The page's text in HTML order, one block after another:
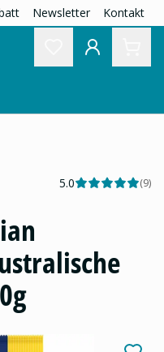
Newsletter Kontakt
5.0 (9)